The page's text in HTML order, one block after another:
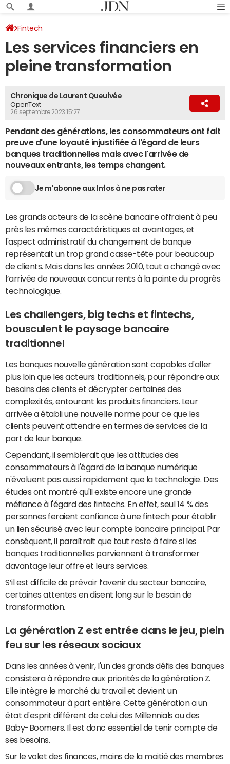
Fintech
Les services financiers en
pleine transformation
Chronique de Laurent Queulvée
OpenText
26 septembre 2023 15:27
Pendant des générations, les consommateurs ont fait
preuve d'une loyauté injustifiée à l'égard de leurs
banques traditionnelles mais avec l'arrivée de
nouveaux entrants, les temps changent.
Je m'abonne aux Infos à ne pas rater
Les grands acteurs de la scène bancaire offraient à peu
près les mêmes caractéristiques et avantages, et
l'aspect administratif du changement de banque
représentait un trop grand casse-tête pour beaucoup
de clients. Mais dans les années 2010, tout a changé avec
l’arrivée de nouveaux concurrents à la pointe du progrès
technologique.
Les challengers, big techs et fintechs,
bousculent le paysage bancaire
traditionnel
Les banques nouvelle génération sont capables d'aller
plus loin que les acteurs traditionnels, pour répondre aux
besoins des clients et décrypter certaines des
complexités, entourant les produits financiers . Leur
arrivée a établi une nouvelle norme pour ce que les
clients peuvent attendre en termes de services de la
part de leur banque.
Cependant, il semblerait que les attitudes des
consommateurs à l'égard de la banque numérique
n'évoluent pas aussi rapidement que la technologie. Des
études ont montré qu'il existe encore une grande
méfiance à l'égard des fintechs. En effet, seul 14 % des
personnes feraient confiance à une fintech pour établir
un lien sécurisé avec leur compte bancaire principal. Par
conséquent, il paraîtrait que tout reste à faire si les
banques traditionnelles parviennent à transformer
davantage leur offre et leurs services.
S’il est difficile de prévoir l’avenir du secteur bancaire,
certaines attentes en disent long sur le besoin de
transformation.
La génération Z est entrée dans le jeu, plein
feu sur les réseaux sociaux
Dans les années à venir, l'un des grands défis des banques
consistera à répondre aux priorités de lagénération Z
Elle intègre le marché du travail et devient un
consommateur à part entière. Cette génération a un
état d'esprit différent de celui des Millennials ou des
Baby-Boomers. Il est donc essentiel de tenir compte de
ses besoins.
Sur le volet des finances, moins de la moitiédes membres